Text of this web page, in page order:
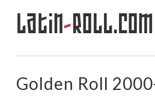
Saltar
Latin-Roll.com
Golden Roll